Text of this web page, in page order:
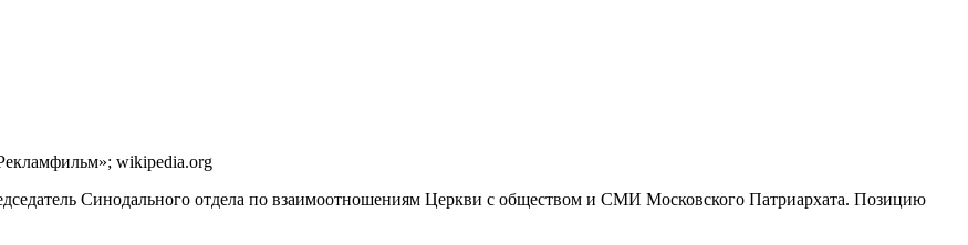
wikipedia.org
Синодального отдела по взаимоотношениям Церкви с обществом и СМИ Московского Патриархата. Позицию